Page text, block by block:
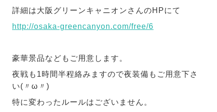
詳細は大阪グリーンキャニオンさんのHPにて
http://osaka-greencanyon.com/free/6
豪華景品などもご用意します。
夜戦も1時間半程絡みますので夜装備もご用意下さ
い(〃ω〃)
特に変わったルールはございません。